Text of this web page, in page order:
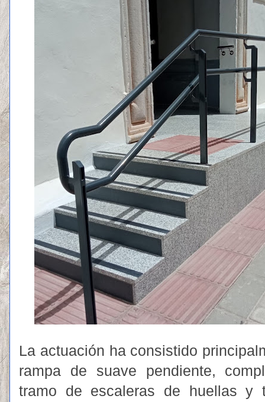
La actuación ha consistido
rampa de suave pendiente,
tramo de escaleras de huellas y